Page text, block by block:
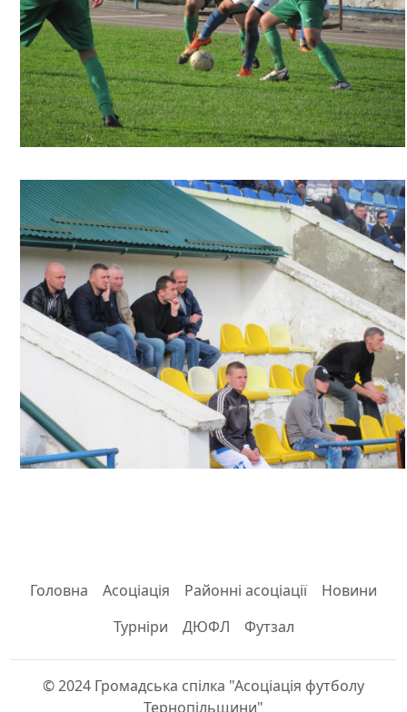
Головна Асоціація Районні асоціації
Новини
Турніри
ДЮФЛ Футзал
© 2024 Громадська спілка "Асоціація футболу
Тернопільщини"